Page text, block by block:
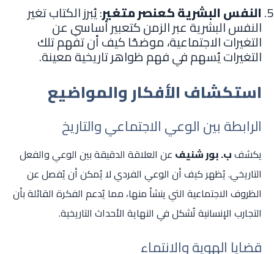
النفس البشرية كعنصر متغير: يُبرز الكتاب تغير
النفس البشرية عبر الزمن كتعبير أساسي عن
التغيرات الاجتماعية، موضحًا كيف أن تفهم تلك
التغيرات يُسهم في فهم ظواهر تاريخية معينة.
استكشاف الأفكار والمواضيع
الرابطة بين الوعي الاجتماعي والتاريخ
يكشفب. بور شنيف عن العلاقة الدقيقة بين الوعي والفعل
التاريخي. يُظهر كيف أن الوعي الفردي لا يُمكن أن يُفصل عن
الظروف الاجتماعية التي ينشأ منها، مما يُدعم الفكرة القائلة بأن
التجارب الإنسانية تُشكل في النهاية الأحداث التاريخية.
قضايا الهوية والانتماء